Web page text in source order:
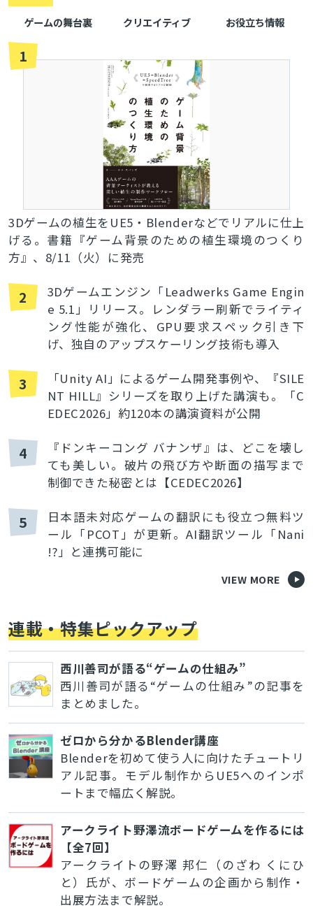
ゲームの舞台裏 クリエイティブ お役立ち情報
1
3Dゲームの植生をUE5・Blenderなどでリアルに仕上
げる。書籍『ゲーム背景のための植生環境のつくり
方』、8/11（火）に発売
2
3Dゲームエンジン「Leadwerks Game Engin
e 5.1」リリース。レンダラー刷新でライティ
ング性能が強化、GPU要求スペック引き下
げ、独自のアップスケーリング技術も導入
3
「Unity AI」によるゲーム開発事例や、『SILE
NT HILL』シリーズを取り上げた講演も。「C
EDEC2026」約120本の講演資料が公開
4
『ドンキーコング バナンザ』は、どこを壊し
ても美しい。破片の飛び方や断面の描写まで
制御できた秘密とは【CEDEC2026】
5
日本語未対応ゲームの翻訳にも役立つ無料ツ
ール「PCOT」が更新。AI翻訳ツール「Nani
!?」と連携可能に
VIEW MORE
連載・特集ピックアップ
西川善司が語る“ゲームの仕組み”
西川善司が語る“ゲームの仕組み”の記事を
まとめました。
ゼロから分かるBlender講座
Blenderを初めて使う人に向けたチュートリ
アル記事。モデル制作からUE5へのインポ
ートまで幅広く解説。
アークライト野澤流ボードゲームを作るには
【全7回】
アークライトの野澤 邦仁（のざわ くにひ
と）氏が、ボードゲームの企画から制作・
出展方法まで解説。